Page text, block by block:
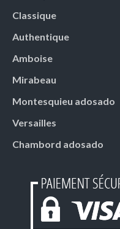
Classique
Authentique
Amboise
Mirabeau
Montesquieu adosado
Versailles
Chambord adosado